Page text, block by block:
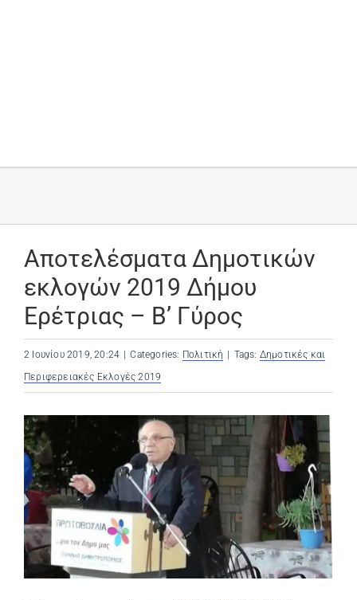
Αποτελέσματα Δημοτικών
εκλογών 2019 Δήμου
Ερέτριας – Β’ Γύρος
2 Ιουνίου 2019, 20:24 Categories: Πολιτική Tags: Δημοτικές και
Περιφερειακές Εκλογές 2019